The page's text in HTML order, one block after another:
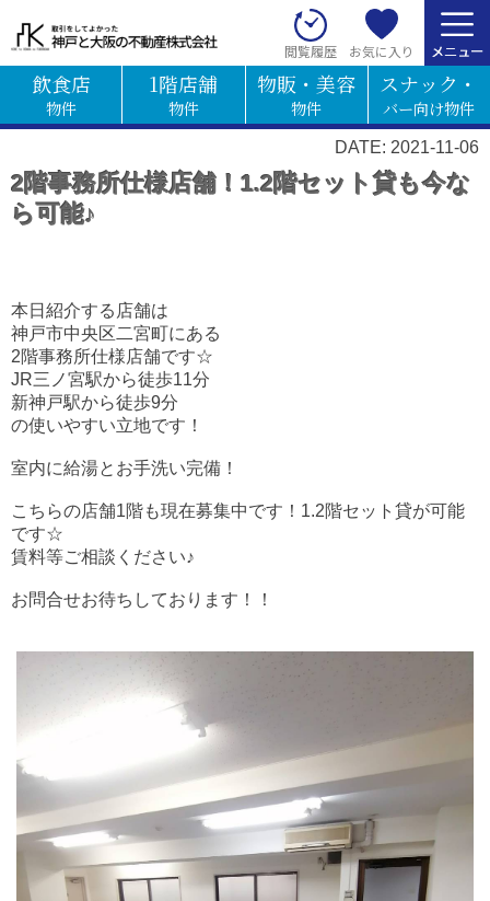
閲覧履歴 お気に入り
飲食店
物件
1階店舗
物件
物販・美容
物件
スナック・
バー向け物件
DATE: 2021-11-06
2階事務所仕様店舗！1.2階セット貸も今な
ら可能♪
本日紹介する店舗は
神戸市中央区二宮町にある
2階事務所仕様店舗です☆
JR三ノ宮駅から徒歩11分
新神戸駅から徒歩9分
の使いやすい立地です！
室内に給湯とお手洗い完備！
こちらの店舗1階も現在募集中です！1.2階セット貸が可能
です☆
賃料等ご相談ください♪
お問合せお待ちしております！！